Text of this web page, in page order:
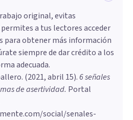
original, evitas
a tus lectores acceder
para obtener más información
siempre de dar crédito a los
adecuada.
. (2021, abril 15).6 señales
de asertividad. Portal
social/senales-